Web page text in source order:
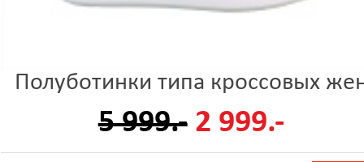
Полуботинки типа кроссовых
5 999.- 2 999.-